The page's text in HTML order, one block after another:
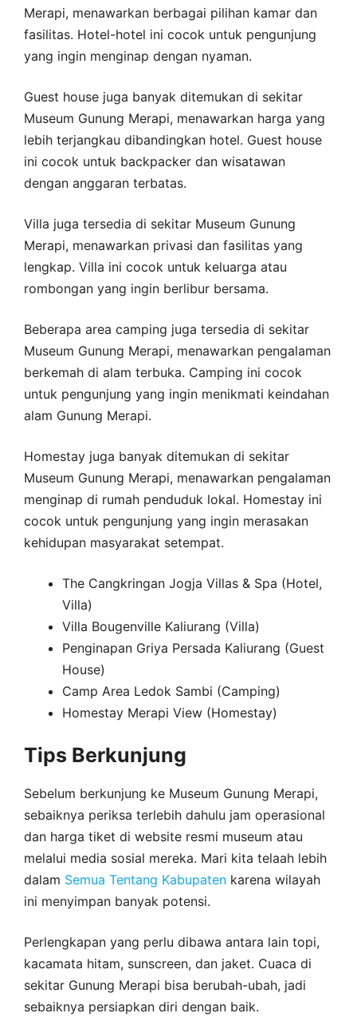
Merapi, menawarkan berbagai pilihan kamar dan
fasilitas. Hotel-hotel ini cocok untuk pengunjung
yang ingin menginap dengan nyaman.
Guest house juga banyak ditemukan di sekitar
Museum Gunung Merapi, menawarkan harga yang
lebih terjangkau dibandingkan hotel. Guest house
ini cocok untuk backpacker dan wisatawan
dengan anggaran terbatas.
Villa juga tersedia di sekitar Museum Gunung
Merapi, menawarkan privasi dan fasilitas yang
lengkap. Villa ini cocok untuk keluarga atau
rombongan yang ingin berlibur bersama.
Beberapa area camping juga tersedia di sekitar
Museum Gunung Merapi, menawarkan pengalaman
berkemah di alam terbuka. Camping ini cocok
untuk pengunjung yang ingin menikmati keindahan
alam Gunung Merapi.
Homestay juga banyak ditemukan di sekitar
Museum Gunung Merapi, menawarkan pengalaman
menginap di rumah penduduk lokal. Homestay ini
cocok untuk pengunjung yang ingin merasakan
kehidupan masyarakat setempat.
The Cangkringan Jogja Villas & Spa (Hotel,
Villa)
Villa Bougenville Kaliurang (Villa)
Penginapan Griya Persada Kaliurang (Guest
House)
Camp Area Ledok Sambi (Camping)
Homestay Merapi View (Homestay)
Tips Berkunjung
Sebelum berkunjung ke Museum Gunung Merapi,
sebaiknya periksa terlebih dahulu jam operasional
dan harga tiket di website resmi museum atau
melalui media sosial mereka. Mari kita telaah lebih
dalam Semua Tentang Kabupaten karena wilayah
ini menyimpan banyak potensi.
Perlengkapan yang perlu dibawa antara lain topi,
kacamata hitam, sunscreen, dan jaket. Cuaca di
sekitar Gunung Merapi bisa berubah-ubah, jadi
sebaiknya persiapkan diri dengan baik.